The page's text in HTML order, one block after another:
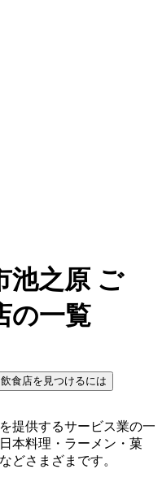
池之原 ご
の一覧
食店を見つけるには
提供するサービス業の一
本料理・ラーメン・菓
どさまざまです。